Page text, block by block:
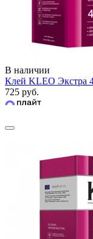
В наличии
Клей KLEO Экстра
725 руб.